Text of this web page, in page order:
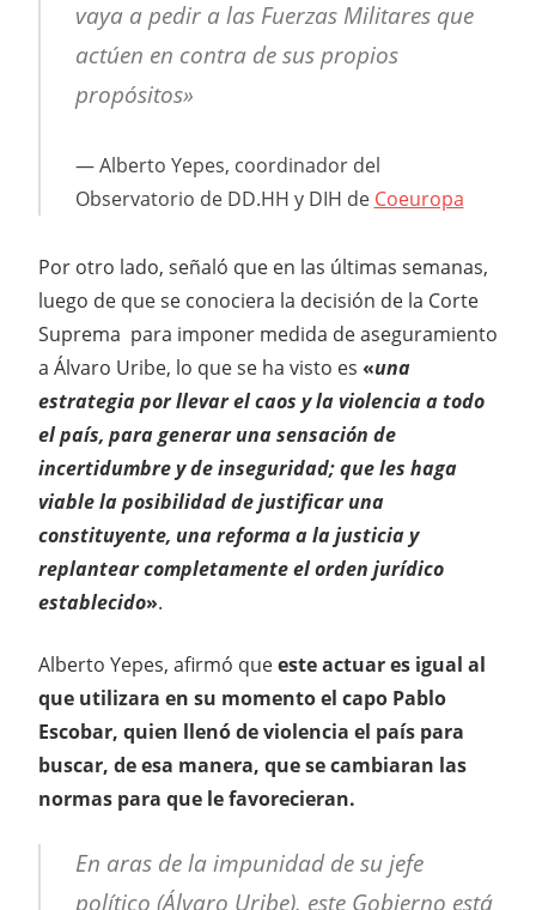
vaya a pedir a las Fuerzas Militares que
actúen en contra de sus propios
propósitos»
Alberto Yepes, coordinador del
Observatorio de DD.HH y DIH de Coeuropa
Por otro lado, señaló que en las últimas semanas,
luego de que se conociera la decisión de la Corte
Suprema para imponer medida de aseguramiento
a Álvaro Uribe, lo que se ha visto es «una
estrategia por llevar el caos y la violencia a todo
el país, para generar una sensación de
incertidumbre y de inseguridad; que les haga
viable la posibilidad de justificar una
constituyente, una reforma a la justicia y
replantear completamente el orden jurídico
establecido».
Alberto Yepes, afirmó queeste actuar es igual al
que utilizara en su momento el capo Pablo
Escobar, quien llenó de violencia el país para
buscar, de esa manera, que se cambiaran las
normas para que le favorecieran.
En aras de la impunidad de su jefe
político (Álvaro Uribe), este Gobierno está